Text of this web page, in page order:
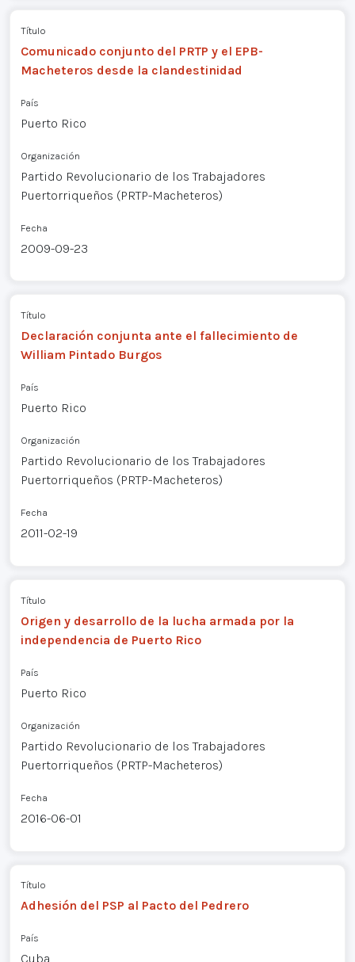
Título
Comunicado conjunto del PRTP y el EPB-
Macheteros desde la clandestinidad
País
Puerto Rico
Organización
Partido Revolucionario de los Trabajadores
Puertorriqueños (PRTP-Macheteros)
Fecha
2009-09-23
Título
Declaración conjunta ante el fallecimiento de
William Pintado Burgos
País
Puerto Rico
Organización
Partido Revolucionario de los Trabajadores
Puertorriqueños (PRTP-Macheteros)
Fecha
2011-02-19
Título
Origen y desarrollo de la lucha armada por la
independencia de Puerto Rico
País
Puerto Rico
Organización
Partido Revolucionario de los Trabajadores
Puertorriqueños (PRTP-Macheteros)
Fecha
2016-06-01
Título
Adhesión del PSP al Pacto del Pedrero
País
Cuba